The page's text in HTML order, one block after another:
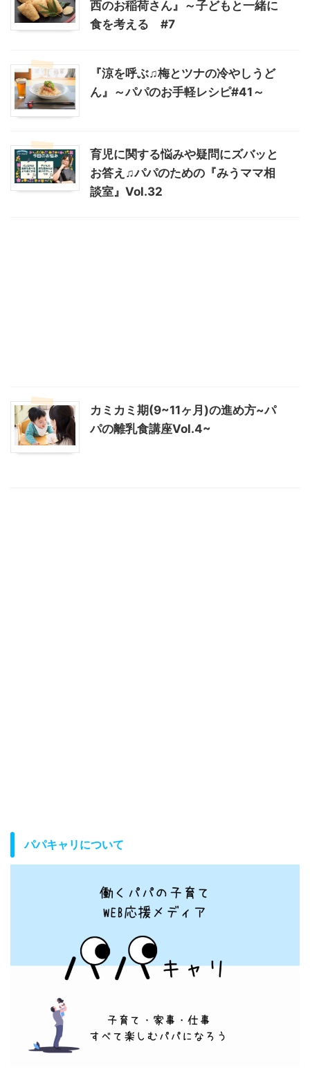
西のお稲荷さん』～子どもと一緒に
食を考える #7
『涼を呼ぶ♫梅とツナの冷やしうど
ん』～パパのお手軽レシピ#41～
育児に関する悩みや疑問にズバッと
お答え♫パパのための『みうママ相
談室』Vol.32
カミカミ期(9~11ヶ月)の進め方~パ
パの離乳食講座Vol.4~
パパキャリについて